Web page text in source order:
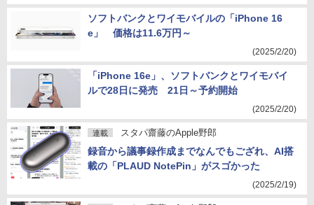
ソフトバンクとワイモバイルの「iPhone 16
e」 価格は11.6万円～
(2025/2/20)
「iPhone 16e」、ソフトバンクとワイモバイ
ルで28日に発売 21日～予約開始
(2025/2/20)
連載 スタパ齋藤のApple野郎
録音から議事録作成までなんでもござれ、AI搭
載の「PLAUD NotePin」がスゴかった
(2025/2/19)